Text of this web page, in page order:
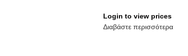
Login to view prices
Διαβάστε περισσότερα